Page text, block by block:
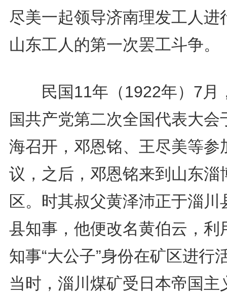
尽美一起领导济南理发工人进
山东工人的第一次罢工斗争。
民国11年（1922年）7月
国共产党第二次全国代表大会
海召开，邓恩铭、王尽美等参
议，之后，邓恩铭来到山东淄
区。时其叔父黄泽沛正于淄川
县知事，他便改名黄伯云，利
知事“大公子”身份在矿区进行
当时，淄川煤矿受日本帝国主